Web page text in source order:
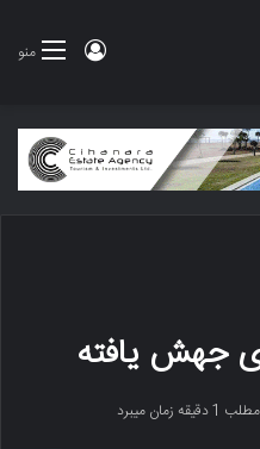
منو ورود
جهش یافته
میبرد